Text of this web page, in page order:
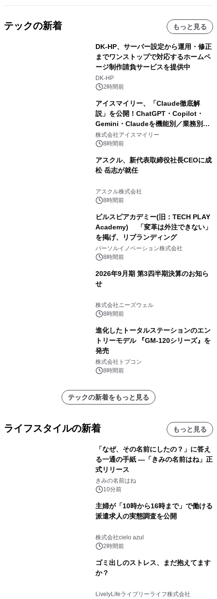
テックの新着 もっと見る
DK-HP、サーバー設定から運用・修正
までワンストップで対応するホームペ
ージ制作請負サービスを提供中
DK-HP
2時間前
アイスマイリー、「Claude徹底解
説」を公開！ChatGPT・Copilot・
Gemini・Claudeを機能別／業務別に
比較―自社に合う生成AIの選び方がわ
かる実践ガイド
株式会社アイスマイリー
8時間前
アスクル、新代表取締役社長CEOに成
松 岳志が就任
アスクル株式会社
8時間前
ビルスピアカデミー(旧：TECH PLAY
Academy) 「変革は外注できない」
を掲げ、リブランディング
パーソルイノベーション株式会社
8時間前
2026年9月期 第3四半期決算のお知ら
せ
株式会社ニーズウェル
8時間前
進化したトータルステーションのエン
トリーモデル 『GM-120シリーズ』を
発売
株式会社トプコン
8時間前
テックの新着をもっと見る
ライフスタイルの新着 もっと見る
「なぜ、その名前にしたの？」に答え
る一通の手紙 ―「きみの名前はね」正
式リリース
きみの名前はね
10分前
主婦が「10時から16時まで」で働ける
派遣求人の実態調査を公開
株式会社cielo azul
2時間前
ゴミ出しのストレス、まだ抱えてます
か？
LivelyLifeライブリーライフ株式会社